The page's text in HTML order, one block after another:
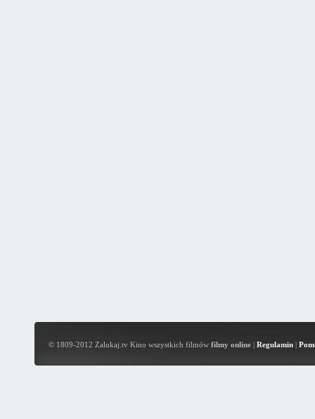
© 1809-2012 Zalukaj.tv Kino wszystkich filmów filmy online| Regulamin|